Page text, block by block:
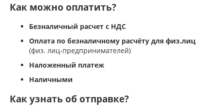
Как можно оплатить?
Безналичный расчет с НДС
Оплата по безналичному расчёту для физ.лиц
(физ. лиц-предпринимателей)
Наложенный платеж
Наличными
Как узнать об отправке?